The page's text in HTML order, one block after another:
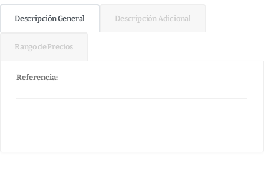
Descripción General Descripción Adicional
Rango de Precios
Referencia: